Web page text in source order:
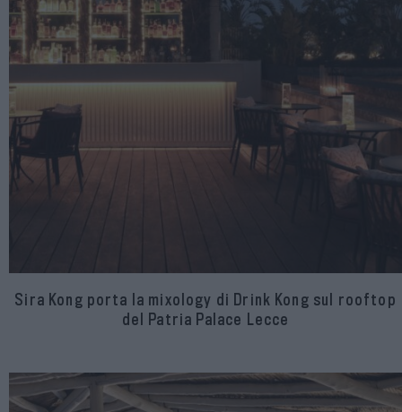
Sira Kong porta la mixology di Drink Kong sul rooftop
del Patria Palace Lecce